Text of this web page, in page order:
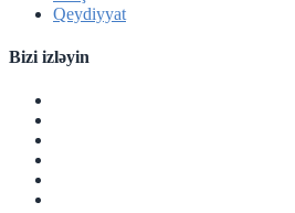
Qeydiyyat
Bizi izləyin